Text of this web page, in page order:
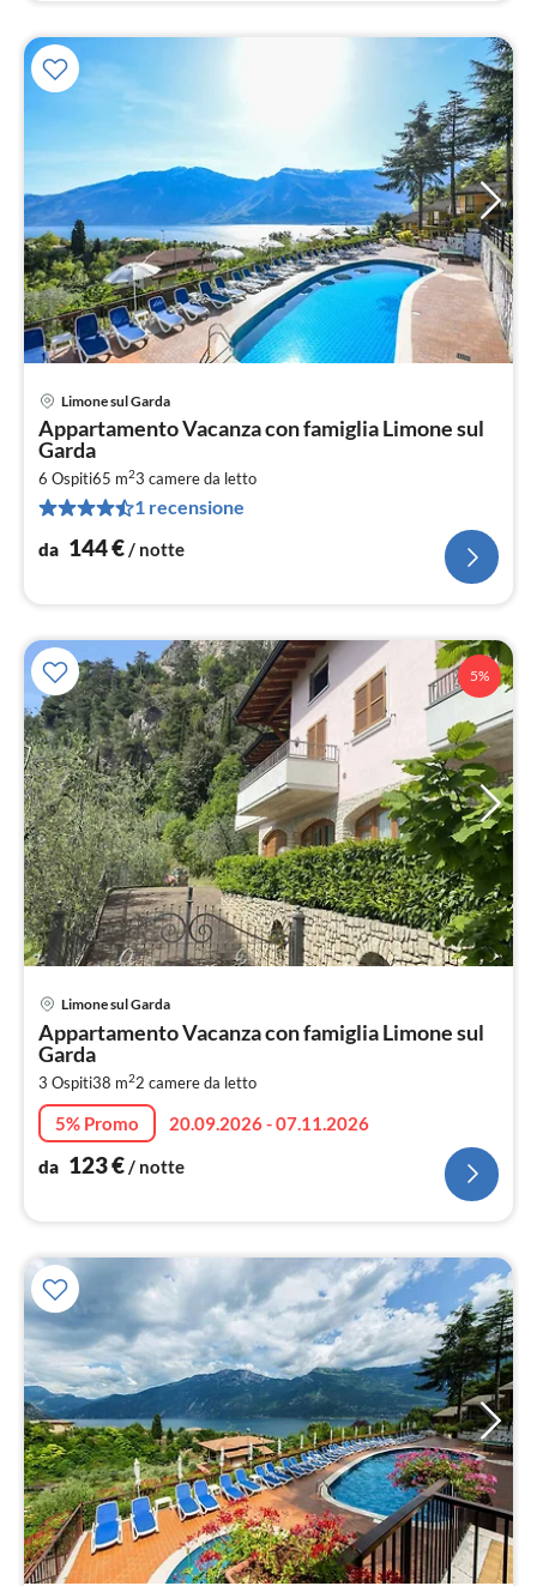
Limone sul Garda
Appartamento Vacanza con famiglia Limone sul
Garda
6 Ospiti65 m23 camere da letto
1 recensione
da 144€/ notte
5%
Limone sul Garda
Appartamento Vacanza con famiglia Limone sul
Garda
3 Ospiti38 m22 camere da letto
5% Promo
20.09.2026 - 07.11.2026
da 123€/ notte